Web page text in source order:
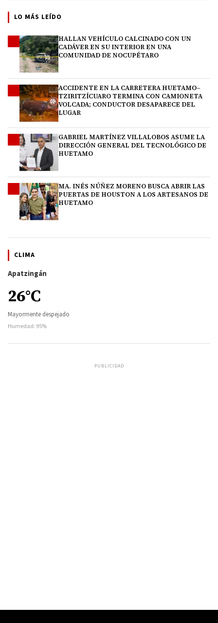
LO MÁS LEÍDO
HALLAN VEHÍCULO CALCINADO CON UN
CADÁVER EN SU INTERIOR EN UNA
COMUNIDAD DE NOCUPÉTARO
ACCIDENTE EN LA CARRETERA HUETAMO–
TZIRITZÍCUARO TERMINA CON CAMIONETA
VOLCADA; CONDUCTOR DESAPARECE DEL
LUGAR
GABRIEL MARTÍNEZ VILLALOBOS ASUME LA
DIRECCIÓN GENERAL DEL TECNOLÓGICO DE
HUETAMO
MA. INÉS NÚÑEZ MORENO BUSCA ABRIR LAS
PUERTAS DE HOUSTON A LOS ARTESANOS DE
HUETAMO
CLIMA
Apatzingán
26°C
Mayormente despejado
Humedad: 95%
PUBLICIDAD